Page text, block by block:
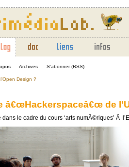
Archives S’abonner (RSS)
Design ?
â€œHackerspaceâ€œ de
dans le cadre du cours ‘arts numÃ©riques’ Ã